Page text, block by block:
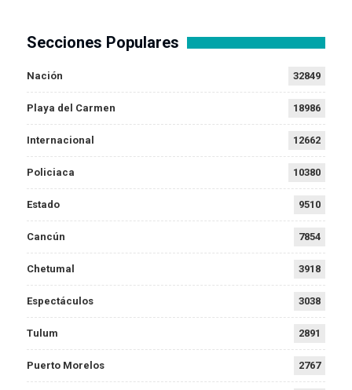
Secciones Populares
Nación 32849
Playa del Carmen 18986
Internacional 12662
Policiaca 10380
Estado 9510
Cancún 7854
Chetumal 3918
Espectáculos 3038
Tulum 2891
Puerto Morelos 2767